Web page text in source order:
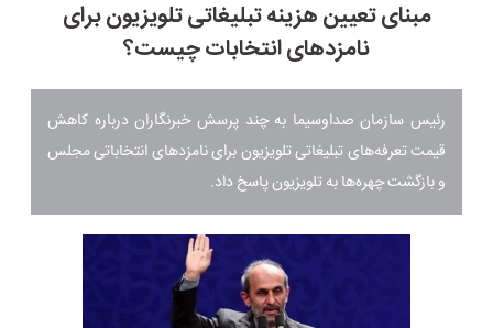
مبنای تعیین هزینه تبلیغاتی تلویزیون برای
نامزدهای انتخابات چیست؟
رئیس سازمان صداوسیما به چند پرسش خبرنگاران درباره کاهش
قیمت تعرفه‌های تبلیغاتی تلویزیون برای نامزدهای انتخاباتی مجلس
و بازگشت چهره‌ها به تلویزیون پاسخ داد.